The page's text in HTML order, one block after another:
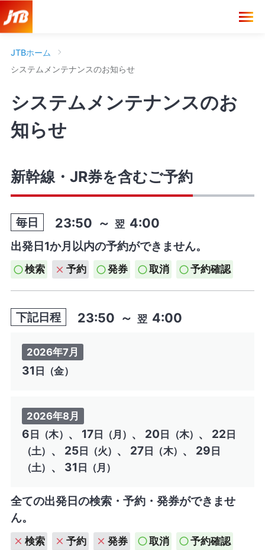
JTBホーム
システムメンテナンスのお知らせ
システムメンテナンスのお
知らせ
新幹線・JR券を含むご予約
毎日 23:50 ～ 翌 4:00
出発日1か月以内の予約ができません。
検索 予約 発券 取消 予約確認
下記日程 23:50 ～ 翌 4:00
2026年7月
31 日（金）
2026年8月
6 日（木） 、 17日（月） 、 20 日（木） 、 22 日
（土） 、 25日（火） 、 27 日（木） 、 29 日
（土） 、 31 日（月）
全ての出発日の検索・予約・発券ができませ
ん。
検索 予約 発券 取消 予約確認